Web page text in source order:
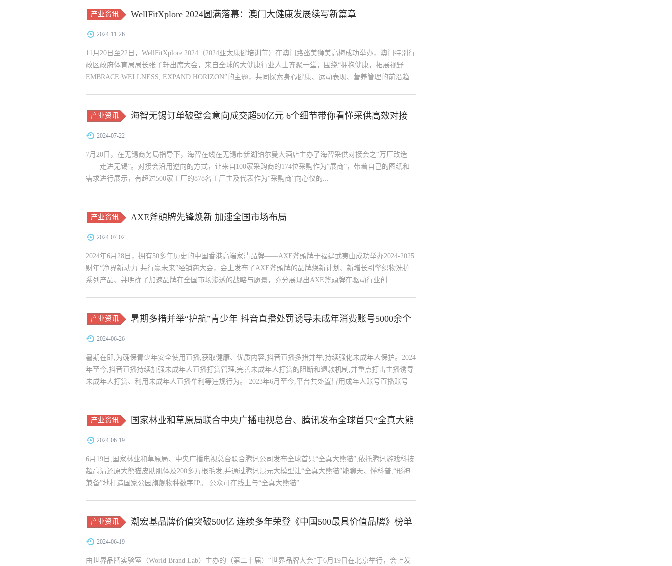
产业资讯 WellFitXplore 2024圆满落幕：澳门大健康发展续写新篇章
2024-11-26
11月20日至22日，WellFitXplore 2024（2024亚太康健培训节）在澳门路氹美狮美高梅成功举办，澳门特别行
政区政府体育局局长张子轩出席大会，来自全球的大健康行业人士齐聚一堂，围绕“拥抱健康，拓展视野
EMBRACE WELLNESS, EXPAND HORIZON”的主题，共同探索身心健康、运动表现、营养管理的前沿趋
产业资讯 海智无锡订单破壁会意向成交超50亿元 6个细节带你看懂采供高效对接
2024-07-22
7月20日，在无锡商务局指导下，海智在线在无锡市新湖铂尔曼大酒店主办了海智采供对接会之“万厂改造
——走进无锡”。对接会沿用逆向的方式，让来自100家采购商的174位采购作为“展商”，带着自己的图纸和
需求进行展示，有超过500家工厂的878名工厂主及代表作为“采购商”向心仪的...
产业资讯 AXE斧頭牌先锋焕新 加速全国市场布局
2024-07-02
2024年6月28日，拥有50多年历史的中国香港高端家清品牌——AXE斧頭牌于福建武夷山成功举办2024-2025
财年“净界新动力·共行赢未来”经销商大会，会上发布了AXE斧頭牌的品牌焕新计划、新增长引擎织物洗护
系列产品、并明确了加速品牌在全国市场渗透的战略与愿景，充分展现出AXE斧頭牌在驱动行业创...
产业资讯 暑期多措并举“护航”青少年 抖音直播处罚诱导未成年消费账号5000余个
2024-06-26
暑期在即,为确保青少年安全使用直播,获取健康、优质内容,抖音直播多措并举,持续强化未成年人保护。2024
年至今,抖音直播持续加强未成年人直播打赏管理,完善未成年人打赏的阻断和退款机制,并重点打击主播诱导
未成年人打赏、利用未成年人直播牟利等违规行为。 2023年6月至今,平台共处置冒用成年人账号直播账号
产业资讯
国家林业和草原局联合中央广播电视总台、腾讯发布全球首只“全真大熊
猫”2024-06-19
6月19日,国家林业和草原局、中央广播电视总台联合腾讯公司发布全球首只“全真大熊猫”,依托腾讯游戏科技
超高清还原大熊猫皮肤肌体及200多万根毛发,并通过腾讯混元大模型让“全真大熊猫”能聊天、懂科普,“形神
兼备”地打造国家公园旗舰物种数字IP。 公众可在线上与“全真大熊猫”...
产业资讯 潮宏基品牌价值突破500亿 连续多年荣登《中国500最具价值品牌》榜单
2024-06-19
由世界品牌实验室（World Brand Lab）主办的（第二十届）“世界品牌大会”于6月19日在北京举行，会上发